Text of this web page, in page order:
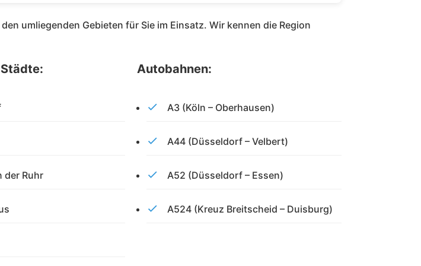
umliegenden Gebieten für Sie im Einsatz. Wir kennen die Region
der Ruhr
Autobahnen:
A3 (Köln – Oberhausen)
A44 (Düsseldorf – Velbert)
A52 (Düsseldorf – Essen)
A524 (Kreuz Breitscheid – Duisburg)